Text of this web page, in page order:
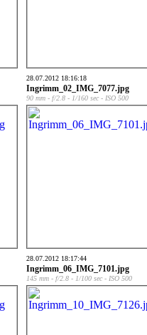
28.07.2012 18:16:18
Ingrimm_02_IMG_7077.jpg
90 mm - f/2.8 - 1/160 sec - ISO 500
28.07.2012 18:17:44
Ingrimm_06_IMG_7101.jpg
145 mm - f/2.8 - 1/100 sec - ISO 500